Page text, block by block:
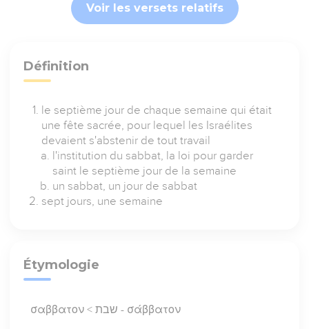
Voir les versets relatifs
Définition
le septième jour de chaque semaine qui était
une fête sacrée, pour lequel les Israélites
devaient s'abstenir de tout travail
l'institution du sabbat, la loi pour garder
saint le septième jour de la semaine
un sabbat, un jour de sabbat
sept jours, une semaine
Étymologie
σαββατον < שבת - σάββατον